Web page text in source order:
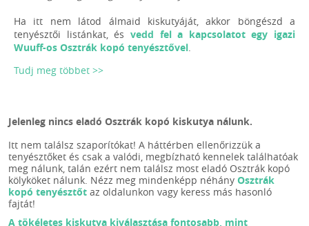
Ha itt nem látod álmaid kiskutyáját, akkor böngészd a
tenyésztői listánkat, és vedd fel a kapcsolatot egy igazi
Wuuff-os Osztrák kopó tenyésztővel.
Tudj meg többet >>
Jelenleg nincs eladó Osztrák kopó kiskutya nálunk.
Itt nem találsz szaporítókat! A háttérben ellenőrizzük a
tenyésztőket és csak a valódi, megbízható kennelek találhatóak
meg nálunk, talán ezért nem találsz most eladó Osztrák kopó
kölyköket nálunk. Nézz meg mindenképp néhány Osztrák
kopó tenyésztőt az oldalunkon vagy keress más hasonló
fajtát!
A tökéletes kiskutya kiválasztása fontosabb, mint